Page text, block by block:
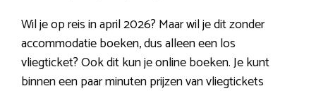
Wil je op reis in april 2026? Maar wil je dit zonder
accommodatie boeken, dus alleen een los
vliegticket? Ook dit kun je online boeken. Je kunt
binnen een paar minuten prijzen van vliegtickets